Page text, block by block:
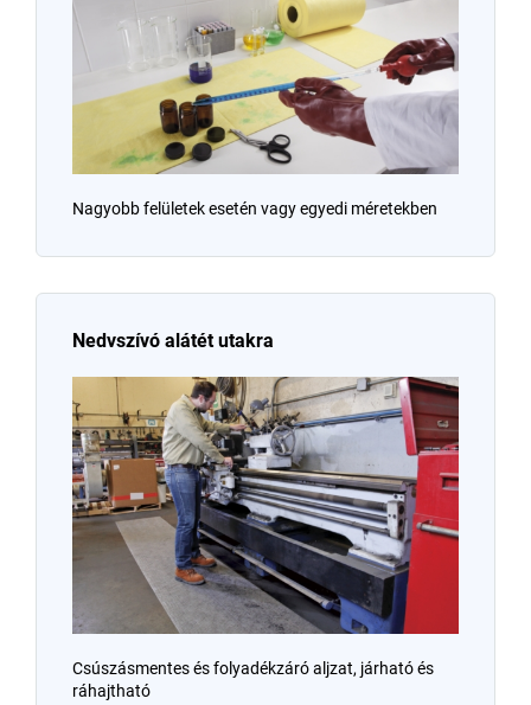
Nagyobb felületek esetén vagy egyedi méretekben
Nedvszívó alátét utakra
Csúszásmentes és folyadékzáró aljzat, járható és
ráhajtható